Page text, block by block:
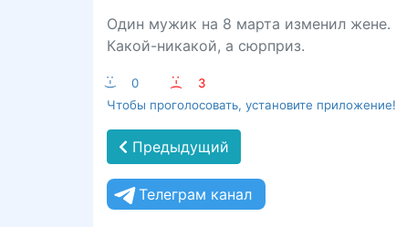
Один мужик на 8 марта изменил жене.
Какой-никакой, а сюрприз.
:-) 0 :-(
3
Чтобы проголосовать, установите приложение!
Предыдущий
Телеграм канал